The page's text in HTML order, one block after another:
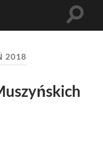
Toggle
2018